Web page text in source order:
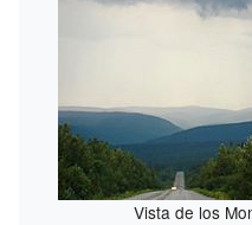
Vista de los